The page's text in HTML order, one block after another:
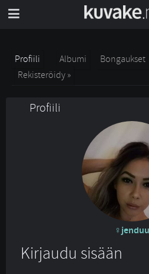
Profiili Albumi Bongaukset
Rekisteröidy »
Profiili
jenduu
Kirjaudu sisään